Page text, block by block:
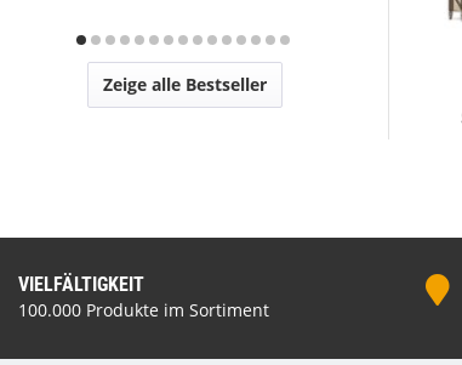
Zeige alle Bestseller
VIELFÄLTIGKEIT
100.000 Produkte im Sortiment